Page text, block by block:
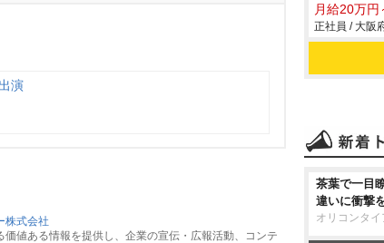
演
株式会社
価値ある情報を提供し、企業の宣伝・広報活動、コンテ
月給20万円
正社員 / 大阪
茶葉で一目
違いに衝撃
オリコンタ